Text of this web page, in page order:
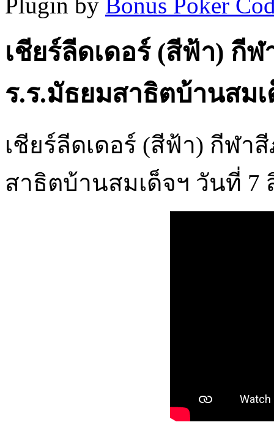
เชียร์ลีดเดอร์ (สีฟ้า) กี
ร.ร.มัธยมสาธิตบ้านสม
เชียร์ลีดเดอร์ (สีฟ้า) กีฬา
สาธิตบ้านสมเด็จฯ วันที่ 7